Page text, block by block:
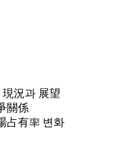
況과 展望
關係
占有率 변화